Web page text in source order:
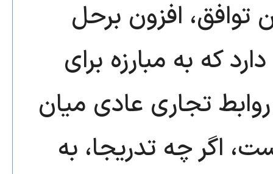
توافق، افزون برحل
که به مبارزه برای
تجاری عادی میان
اگر چه تدریجا، به